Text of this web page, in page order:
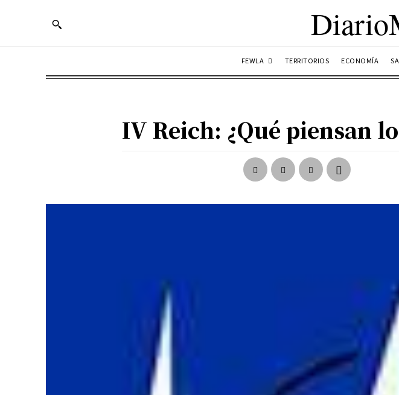
FEWLA TERRITORIOS ECONOMÍA
IV Reich: ¿Qué piensan